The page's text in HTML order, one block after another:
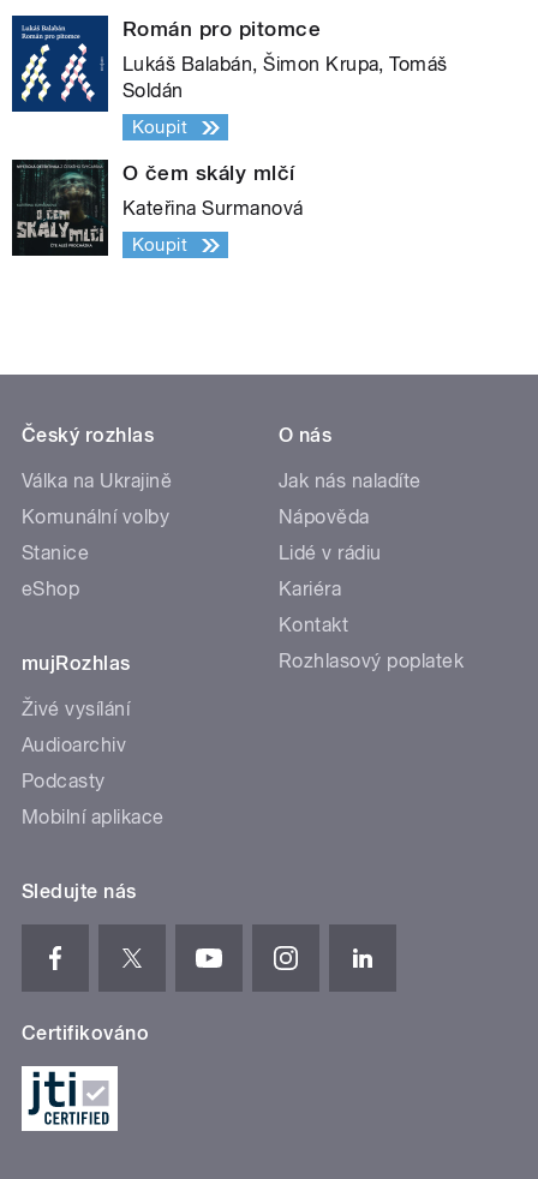
Román pro pitomce
Lukáš Balabán, Šimon Krupa, Tomáš
Soldán
Koupit
O čem skály mlčí
Kateřina Surmanová
Koupit
Český rozhlas
Válka na Ukrajině
Komunální volby
Stanice
eShop
mujRozhlas
Živé vysílání
Audioarchiv
Podcasty
Mobilní aplikace
O nás
Jak nás naladíte
Nápověda
Lidé v rádiu
Kariéra
Kontakt
Rozhlasový poplatek
Sledujte nás
Certifikováno